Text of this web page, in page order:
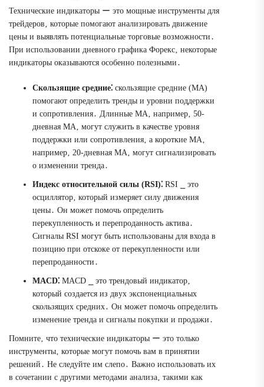
Технические индикаторы ー это мощные инструменты для
трейдеров‚ которые помогают анализировать движение
цены и выявлять потенциальные торговые возможности․
При использовании дневного графика Форекс‚ некоторые
индикаторы оказываются особенно полезными․
Скользящие средние⁚ скользящие средние (MA)
помогают определить тренды и уровни поддержки
и сопротивления․ Длинные MA‚ например‚ 50-
дневная MA‚ могут служить в качестве уровня
поддержки или сопротивления‚ а короткие MA‚
например‚ 20-дневная MA‚ могут сигнализировать
о изменении тренда․
Индекс относительной силы (RSI)⁚ RSI ⎯ это
осциллятор‚ который измеряет силу движения
цены․ Он может помочь определить
перекупленность и перепроданность актива․
Сигналы RSI могут быть использованы для входа в
позицию при отскоке от перекупленности или
перепроданности․
MACD⁚ MACD ⎯ это трендовый индикатор‚
который создается из двух экспоненциальных
скользящих средних․ Он может помочь определить
изменение тренда и сигналы покупки и продажи․
Помните‚ что технические индикаторы ー это только
инструменты‚ которые могут помочь вам в принятии
решений․ Не следуйте им слепо․ Важно использовать их
в сочетании с другими методами анализа‚ такими как